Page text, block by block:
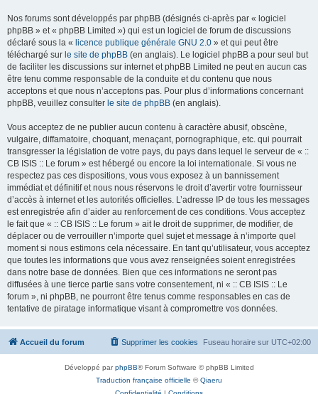
Nos forums sont développés par phpBB (désignés ci-après par « logiciel
phpBB » et « phpBB Limited ») qui est un logiciel de forum de discussions
déclaré sous la « licence publique générale GNU 2.0 » et qui peut être
téléchargé sur le site de phpBB (en anglais). Le logiciel phpBB a pour seul but
de faciliter les discussions sur internet et phpBB Limited ne peut en aucun cas
être tenu comme responsable de la conduite et du contenu que nous
acceptons et que nous n’acceptons pas. Pour plus d’informations concernant
phpBB, veuillez consulter le site de phpBB (en anglais).
Vous acceptez de ne publier aucun contenu à caractère abusif, obscène,
vulgaire, diffamatoire, choquant, menaçant, pornographique, etc. qui pourrait
transgresser la législation de votre pays, du pays dans lequel le serveur de « ::
CB ISIS :: Le forum » est hébergé ou encore la loi internationale. Si vous ne
respectez pas ces dispositions, vous vous exposez à un bannissement
immédiat et définitif et nous nous réservons le droit d’avertir votre fournisseur
d’accès à internet et les autorités officielles. L’adresse IP de tous les messages
est enregistrée afin d’aider au renforcement de ces conditions. Vous acceptez
le fait que « :: CB ISIS :: Le forum » ait le droit de supprimer, de modifier, de
déplacer ou de verrouiller n’importe quel sujet et message à n’importe quel
moment si nous estimons cela nécessaire. En tant qu’utilisateur, vous acceptez
que toutes les informations que vous avez renseignées soient enregistrées
dans notre base de données. Bien que ces informations ne seront pas
diffusées à une tierce partie sans votre consentement, ni « :: CB ISIS :: Le
forum », ni phpBB, ne pourront être tenus comme responsables en cas de
tentative de piratage informatique visant à compromettre vos données.
Accueil du forum Fuseau horaire sur UTC+02:00
Supprimer les cookies
Développé parphpBB® Forum Software © phpBB Limited
Traduction française officielle ©Qiaeru